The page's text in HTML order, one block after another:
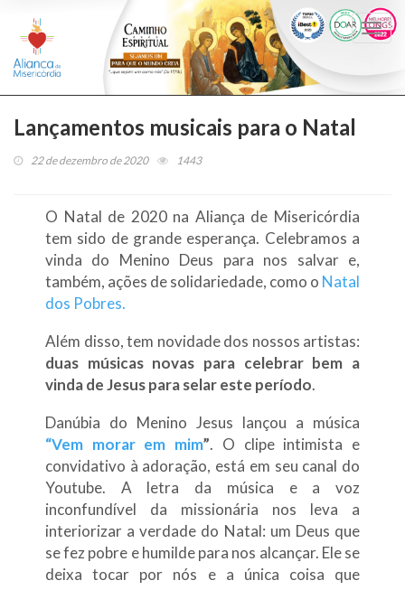
Lançamentos musicais para o Natal
22 de dezembro de 2020 1443
O Natal de 2020 na Aliança de Misericórdia
tem sido de grande esperança. Celebramos a
vinda do Menino Deus para nos salvar e,
também, ações de solidariedade, como o Natal
dos Pobres.
Além disso, tem novidade dos nossos artistas:
duas músicas novas para celebrar bem a
vinda de Jesus para selar este período.
Danúbia do Menino Jesus lançou a música
“Vem morar em mim”. O clipe intimista e
convidativo à adoração, está em seu canal do
Youtube. A letra da música e a voz
inconfundível da missionária nos leva a
interiorizar a verdade do Natal: um Deus que
se fez pobre e humilde para nos alcançar. Ele se
deixa tocar por nós e a única coisa que